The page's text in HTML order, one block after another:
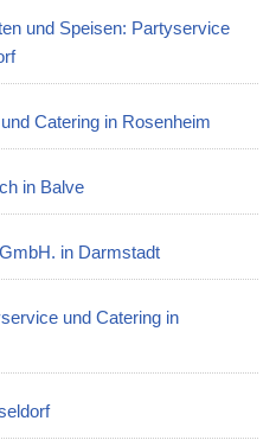
und Speisen: Partyservice
Catering in Rosenheim
in Balve
in Darmstadt
und Catering in